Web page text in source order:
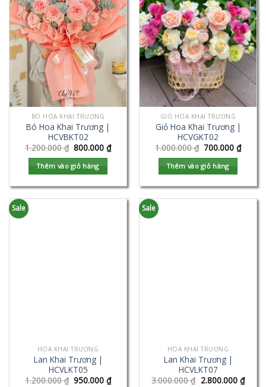
BÓ HOA KHAI TRƯƠNG
Bó Hoa Khai Trương |
HCVBKT02
1.200.000₫ 800.000₫
Thêm vào giỏ hàng
GIỎ HOA KHAI TRƯƠNG
Giỏ Hoa Khai Trương |
HCVGKT02
1.000.000₫ 700.000₫
Thêm vào giỏ hàng
Sale
HOA KHAI TRƯƠNG
Lan Khai Trương |
HCVLKT05
1.200.000₫ 950.000₫
Sale
HOA KHAI TRƯƠNG
Lan Khai Trương |
HCVLKT07
3.000.000₫ 2.800.000 ₫